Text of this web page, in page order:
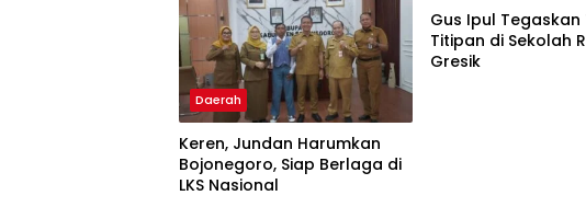
Daerah
Keren, Jundan Harumkan
Bojonegoro, Siap Berlaga di
LKS Nasional
Gus Ipul Tegaskan
Titipan di Sekolah
Gresik